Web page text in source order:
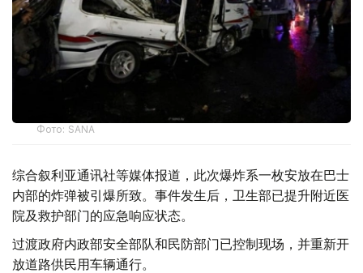
Фото: SANA
综合叙利亚通讯社等媒体报道，此次爆炸系一枚安放在巴士
内部的炸弹被引爆所致。事件发生后，卫生部已提升附近医
院及救护部门的应急响应状态。
过渡政府内政部安全部队和民防部门已控制现场，并重新开
放道路供民用车辆通行。